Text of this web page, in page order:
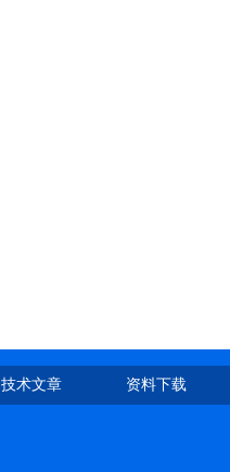
技术文章 资料下载